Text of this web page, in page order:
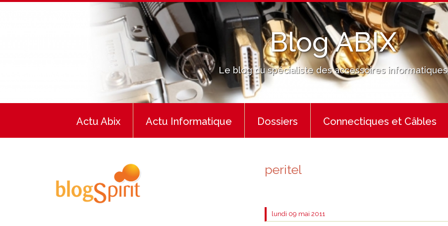
Blog ABIX
Le blog du spécialiste des accessoires informatiques
Actu Abix Actu Informatique Dossiers Connectiques et Câbles
peritel
lundi 09 mai 2011